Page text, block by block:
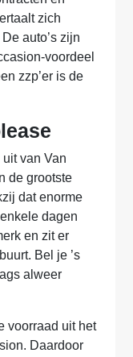
zich
auto’s zijn
voordeel
zzp’er is de
van Van
de grootste
dat enorme
dagen
en zit er
Bel je ’s
alweer
voorraad uit het
Daardoor